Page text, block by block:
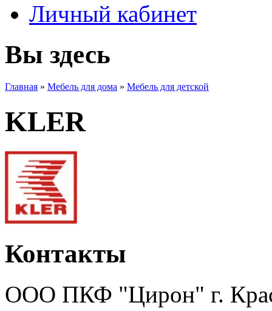
Личный кабинет
Вы здесь
Главная » Мебель для дома » Мебель для детской
KLER
Контакты
ООО ПКФ "Цирон" г.